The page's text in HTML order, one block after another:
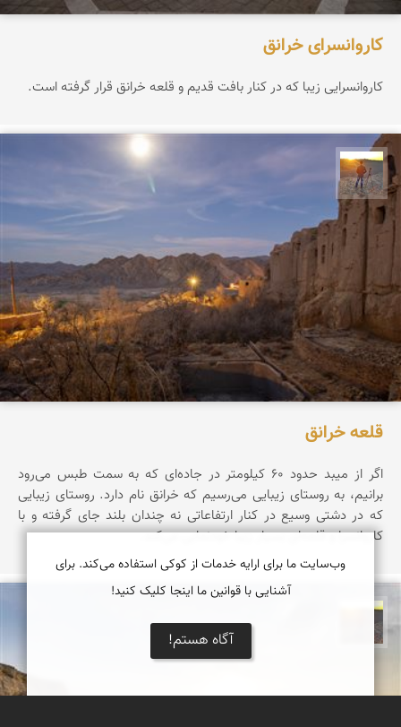
کاروانسرای خرانق
کاروانسرایی زیبا که در کنار بافت قدیم و قلعه خرانق قرار گرفته است.
قلعه خرانق
اگر از میبد حدود ۶۰ کیلومتر در جاده‌ای که به سمت طبس می‌رود
برانیم، به روستای زیبایی می‌رسیم که خرانق نام دارد. روستای زیبایی
که در دشتی وسیع در کنار ارتفاعاتی نه چندان بلند جای گرفته و با
کاروانسرا و قلعه‌ای بسیار زیبا خودنمایی می‌کند.
وب‌سایت ما برای ارایه خدمات از کوکی استفاده می‌کند. برای
آشنایی با قوانین ما اینجا کلیک کنید!
آگاه هستم!